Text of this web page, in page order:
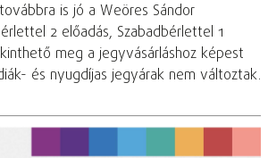
is jó a Weöres Sándor
2 előadás, Szabadbérlettel 1
meg a jegyvásárláshoz képest
és nyugdíjas jegyárak nem változtak.